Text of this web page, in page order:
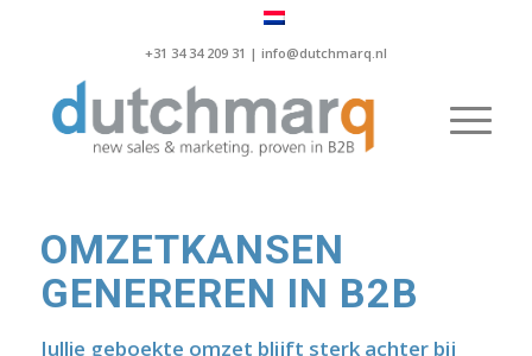
+31 34 34 209 31 | info@dutchmarq.nl
OMZETKANSEN
GENEREREN IN B2B
Jullie geboekte omzet blijft sterk achter bij